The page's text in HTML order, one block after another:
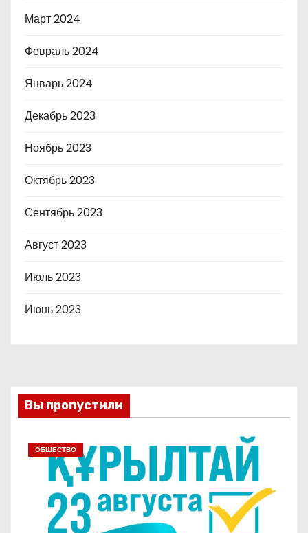
Март 2024
Февраль 2024
Январь 2024
Декабрь 2023
Ноябрь 2023
Октябрь 2023
Сентябрь 2023
Август 2023
Июль 2023
Июнь 2023
Вы пропустили
ОБЩЕСТВО